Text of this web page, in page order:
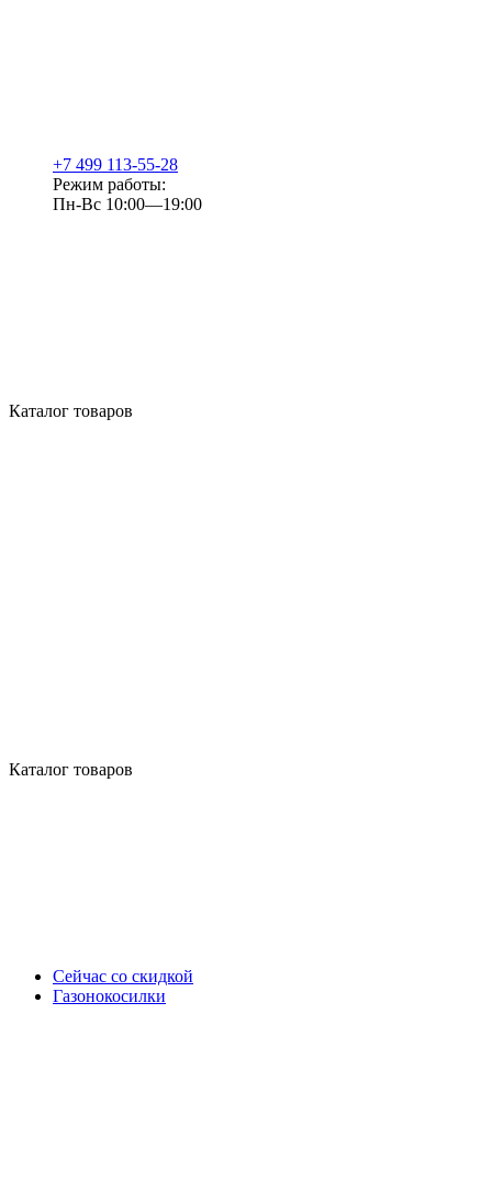
+7 499 113-55-28
Режим работы:
Пн-Вс 10:00—19:00
Каталог товаров
Каталог товаров
Сейчас со скидкой
Газонокосилки